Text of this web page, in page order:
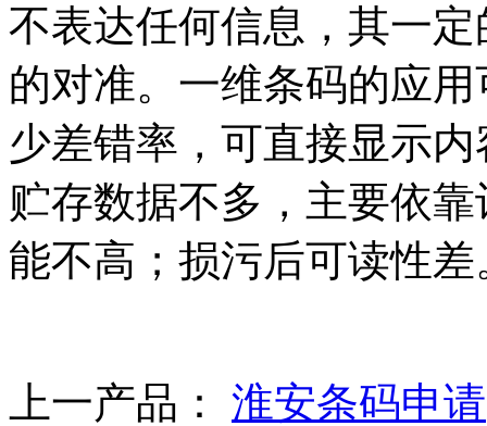
不表达任何信息，其一
的对准。一维条码的应
少差错率，可直接显示
贮存数据不多，主要依
能不高；损污后可读性差
上一产品： 淮安条码申请